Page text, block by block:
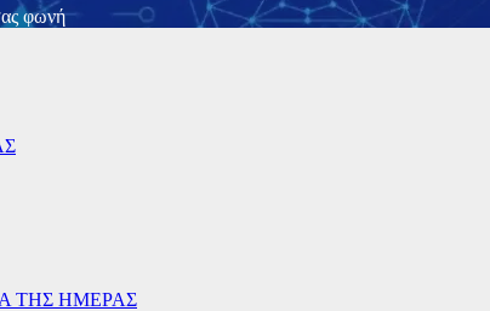
φωνή
ΤΗΣ ΗΜΕΡΑΣ